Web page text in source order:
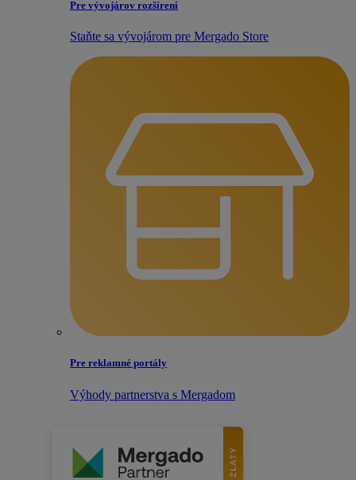
Pre vývojárov rozšírení
Staňte sa vývojárom pre Mergado Store
Pre reklamné portály
Výhody partnerstva s Mergadom